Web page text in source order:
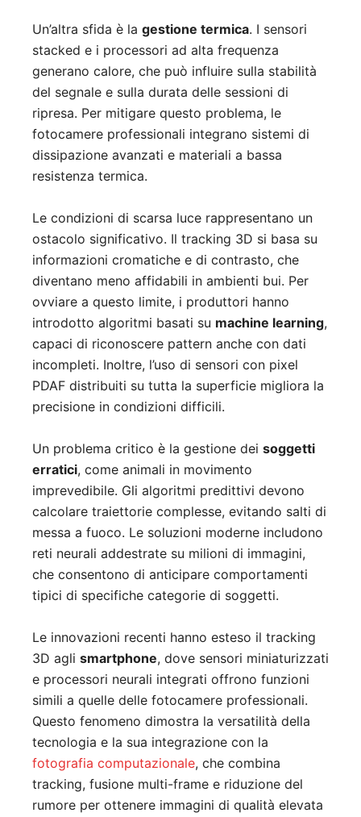
Un’altra sfida è la gestione termica. I sensori
stacked e i processori ad alta frequenza
generano calore, che può influire sulla stabilità
del segnale e sulla durata delle sessioni di
ripresa. Per mitigare questo problema, le
fotocamere professionali integrano sistemi di
dissipazione avanzati e materiali a bassa
resistenza termica.
Le condizioni di scarsa luce rappresentano un
ostacolo significativo. Il tracking 3D si basa su
informazioni cromatiche e di contrasto, che
diventano meno affidabili in ambienti bui. Per
ovviare a questo limite, i produttori hanno
introdotto algoritmi basati su machine learning,
capaci di riconoscere pattern anche con dati
incompleti. Inoltre, l’uso di sensori con pixel
PDAF distribuiti su tutta la superficie migliora la
precisione in condizioni difficili.
Un problema critico è la gestione dei soggetti
erratici, come animali in movimento
imprevedibile. Gli algoritmi predittivi devono
calcolare traiettorie complesse, evitando salti di
messa a fuoco. Le soluzioni moderne includono
reti neurali addestrate su milioni di immagini,
che consentono di anticipare comportamenti
tipici di specifiche categorie di soggetti.
Le innovazioni recenti hanno esteso il tracking
3D agli smartphone, dove sensori miniaturizzati
e processori neurali integrati offrono funzioni
simili a quelle delle fotocamere professionali.
Questo fenomeno dimostra la versatilità della
tecnologia e la sua integrazione con la
fotografia computazionale, che combina
tracking, fusione multi-frame e riduzione del
rumore per ottenere immagini di qualità elevata